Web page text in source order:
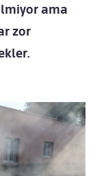
ama
zor